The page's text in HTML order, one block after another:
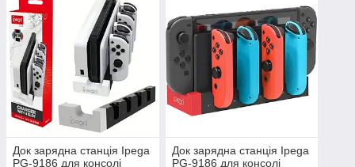
Док зарядна станція Ipega
PG-9186 для консолі
Док зарядна станція Ipega
PG-9186 для консолі